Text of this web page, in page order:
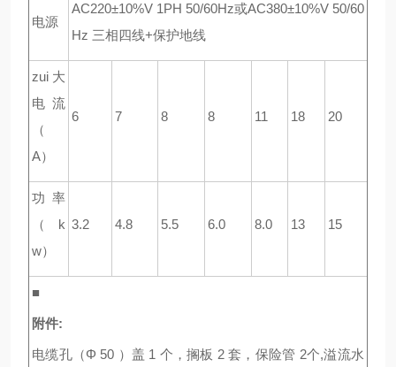
电源
AC220±10%V 1PH 50/60Hz或AC380±10%V 50/60
Hz 三相四线+保护地线
zui大
电流
（
A）
6 7 8 8 11 18 20
功率
（k
w）
3.2 4.8 5.5 6.0 8.0 13 15
■
附件:
电缆孔（Φ 50 ）盖 1 个，搁板 2 套，保险管 2个,溢流水